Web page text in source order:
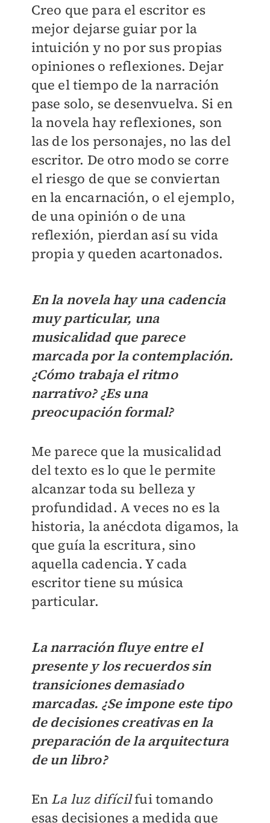
Creo que para el escritor es
mejor dejarse guiar por la
intuición y no por sus propias
opiniones o reflexiones. Dejar
que el tiempo de la narración
pase solo, se desenvuelva. Si en
la novela hay reflexiones, son
las de los personajes, no las del
escritor. De otro modo se corre
el riesgo de que se conviertan
en la encarnación, o el ejemplo,
de una opinión o de una
reflexión, pierdan así su vida
propia y queden acartonados.
En la novela hay una cadencia
muy particular, una
musicalidad que parece
marcada por la contemplación.
¿Cómo trabaja el ritmo
narrativo? ¿Es una
preocupación formal?
Me parece que la musicalidad
del texto es lo que le permite
alcanzar toda su belleza y
profundidad. A veces no es la
historia, la anécdota digamos, la
que guía la escritura, sino
aquella cadencia. Y cada
escritor tiene su música
particular.
La narración fluye entre el
presente y los recuerdos sin
transiciones demasiado
marcadas. ¿Se impone este tipo
de decisiones creativas en la
preparación de la arquitectura
de un libro?
En La luz difícilfui tomando
esas decisiones a medida que